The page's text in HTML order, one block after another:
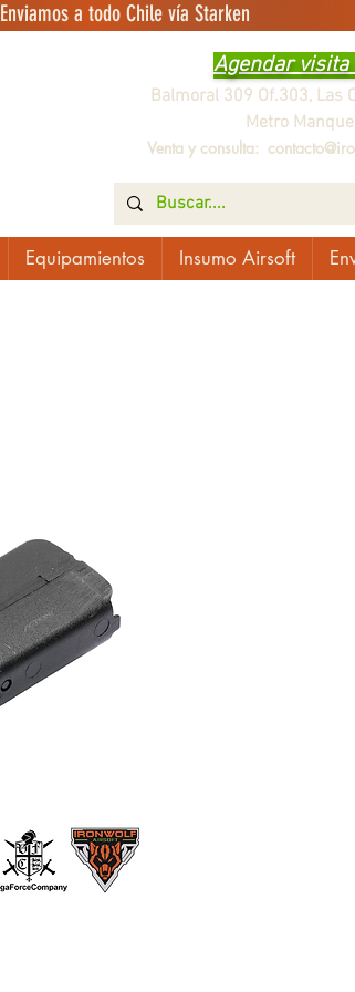
Enviamos a todo Chile vía Starken
Agendar visita
Balmoral 309 Of.303, Las
Metro
Venta y consulta:
Equipamientos Insumo Airsoft